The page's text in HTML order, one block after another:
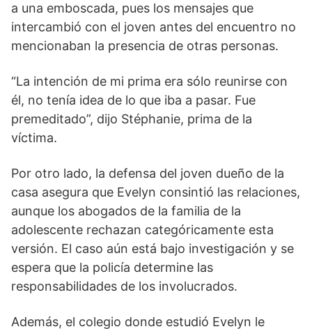
a una emboscada, pues los mensajes que
intercambió con el joven antes del encuentro no
mencionaban la presencia de otras personas.
“La intención de mi prima era sólo reunirse con
él, no tenía idea de lo que iba a pasar. Fue
premeditado”, dijo Stéphanie, prima de la
víctima.
Por otro lado, la defensa del joven dueño de la
casa asegura que Evelyn consintió las relaciones,
aunque los abogados de la familia de la
adolescente rechazan categóricamente esta
versión. El caso aún está bajo investigación y se
espera que la policía determine las
responsabilidades de los involucrados.
Además, el colegio donde estudió Evelyn le